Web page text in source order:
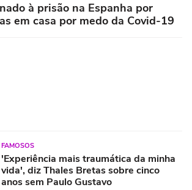
à prisão na Espanha por
em casa por medo da Covid-19
FAMOSOS
'Experiência mais traumática da minha
vida', diz Thales Bretas sobre cinco
anos sem Paulo Gustavo